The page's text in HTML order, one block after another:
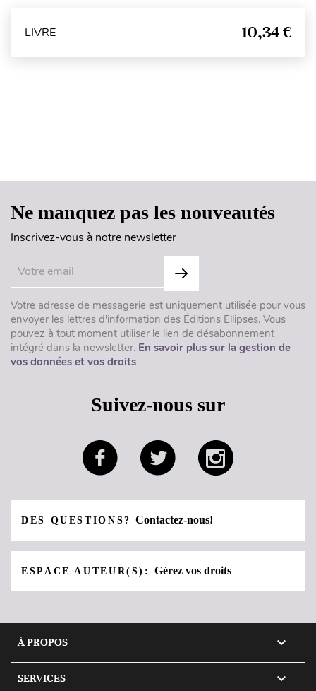
LIVRE 10,34 €
Ne manquez pas les nouveautés
Inscrivez-vous à notre newsletter
Votre adresse de messagerie est uniquement utilisée pour vous
envoyer les lettres d'information des Éditions Ellipses. Vous
pouvez à tout moment utiliser le lien de désabonnement
intégré dans la newsletter. En savoir plus sur la gestion de
vos données et vos droits
Suivez-nous sur
DES QUESTIONS?Contactez-nous!
ESPACE AUTEUR(S):Gérez vos droits
À PROPOS 
SERVICES 